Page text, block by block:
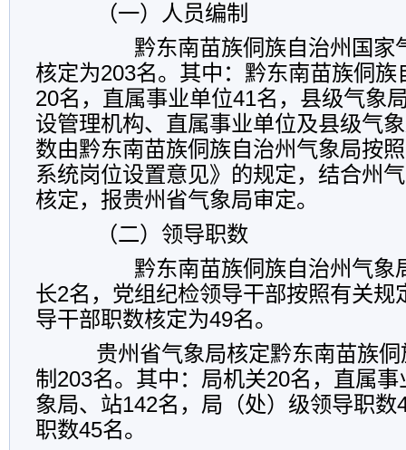
（一）人员编制
黔东南苗族侗族自治州国家气
核定为203名。其中：黔东南苗族侗族
20名，直属事业单位41名，县级气象
设管理机构、直属事业单位及县级气
数由黔东南苗族侗族自治州气象局按
系统岗位设置意见》的规定，结合州
核定，报贵州省气象局审定。
（二）领导职数
黔东南苗族侗族自治州气象局
长2名，党组纪检领导干部按照有关规
导干部职数核定为49名。
贵州省气象局核定黔东南苗族侗
制203名。其中：局机关20名，直属
象局、站142名，局（处）级领导职数
职数45名。